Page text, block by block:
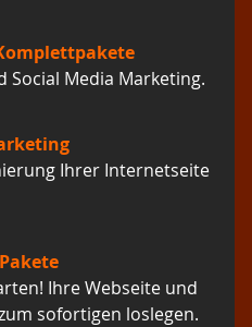
Social Media Marketing.
Ihrer Internetseite
Ihre Webseite und
sofortigen loslegen.